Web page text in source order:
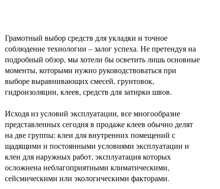
Грамотный выбор средств для укладки и точное
соблюдение технологии – залог успеха. Не претендуя на
подробный обзор, мы хотели бы осветить лишь основные
моменты, которыми нужно руководствоваться при
выборе выравнивающих смесей, грунтовок,
гидроизоляции, клеев, средств для затирки швов.
Исходя из условий эксплуатации, все многообразие
представленных сегодня в продаже клеев обычно делят
на две группы: клеи для внутренних помещений с
щадящими и постоянными условиями эксплуатации и
клеи для наружных работ, эксплуатация которых
осложнена неблагоприятными климатическими,
сейсмическими или экологическими факторами.